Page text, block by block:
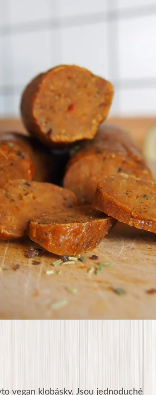
vegan klobásky. Jsou jednoduché